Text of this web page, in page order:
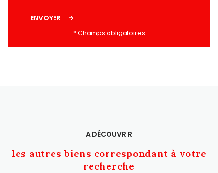
ENVOYER
* Champs obligatoires
A DÉCOUVRIR
les autres biens correspondant à votre
recherche